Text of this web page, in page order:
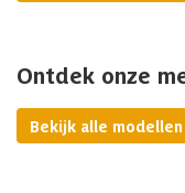
Ontdek onze
Bekijk alle modellen